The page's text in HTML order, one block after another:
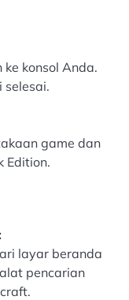
ke konsol Anda.
selesai.
game dan
Edition.
layar beranda
pencarian